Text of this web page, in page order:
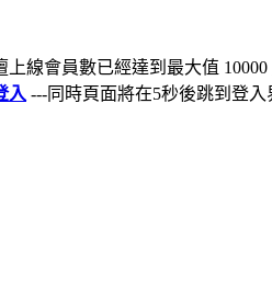
線會員數已經達到最大值
入 ---同時頁面將在5秒後跳到登入